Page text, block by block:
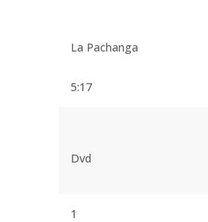
La Pachanga
5:17
Dvd
1